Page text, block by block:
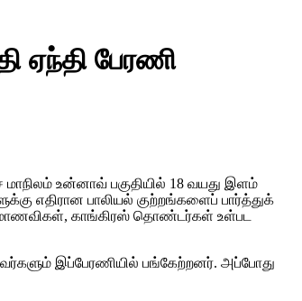
ஏந்தி பேரணி
உன்னாவ் பகுதியில் 18 வயது இளம்
எதிரான பாலியல் குற்றங்களைப் பார்த்துக்
மாணவிகள், காங்கிரஸ் தொண்டர்கள் உள்பட
இப்பேரணியில் பங்கேற்றனர். அப்போது